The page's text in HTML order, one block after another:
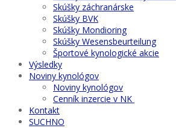
Skúšky záchranárske
Skúšky BVK
Skúšky Mondioring
Skúšky Wesensbeurteilung
Športové kynologické akcie
Výsledky
Noviny kynológov
Noviny kynológov
Cenník inzercie v NK
Kontakt
SUCHNO